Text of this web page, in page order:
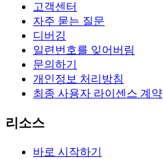
고객센터
자주 묻는 질문
디버깅
일련번호를 잊어버림
문의하기
개인정보 처리방침
최종 사용자 라이센스 계약
리소스
바로 시작하기